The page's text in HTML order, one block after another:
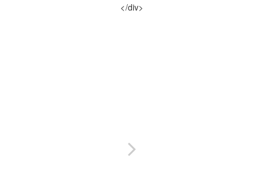
</div>